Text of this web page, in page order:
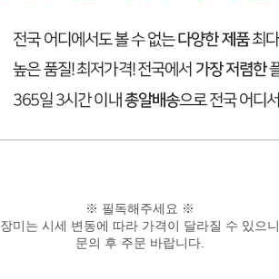
※ 필독해주세요 ※
장미는 시세 변동에 따라 가격이 달라질 수 있으니
문의 후 주문 바랍니다.